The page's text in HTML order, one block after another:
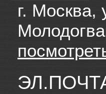
г. Москва,